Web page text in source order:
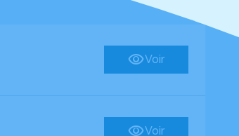
Voir
Voir